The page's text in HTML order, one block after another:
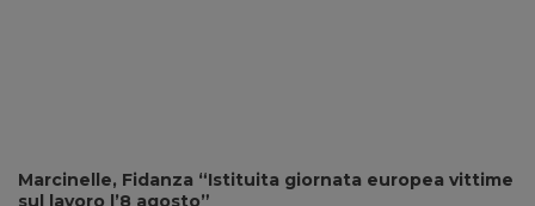
Marcinelle, Fidanza “Istituita giornata europea vittime
sul lavoro l’8 agosto”